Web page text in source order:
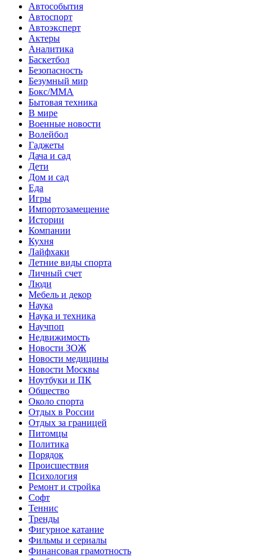
Автособытия
Автоспорт
Автоэксперт
Актеры
Аналитика
Баскетбол
Безопасность
Безумный мир
Бокс/MMA
Бытовая техника
В мире
Военные новости
Волейбол
Гаджеты
Дача и сад
Дети
Дом и сад
Еда
Игры
Импортозамещение
Истории
Компании
Кухня
Лайфхаки
Летние виды спорта
Личный счет
Люди
Мебель и декор
Наука
Наука и техника
Научпоп
Недвижимость
Новости ЗОЖ
Новости медицины
Новости Москвы
Ноутбуки и ПК
Общество
Около спорта
Отдых в России
Отдых за границей
Питомцы
Политика
Порядок
Происшествия
Психология
Ремонт и стройка
Софт
Теннис
Тренды
Фигурное катание
Фильмы и сериалы
Финансовая грамотность